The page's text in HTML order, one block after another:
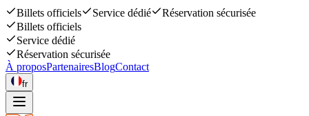
Billets officiels Service dédié
Réservation sécurisée
Billets officiels
Service dédié
Réservation sécurisée
À proposPartenairesBlogContact
fr